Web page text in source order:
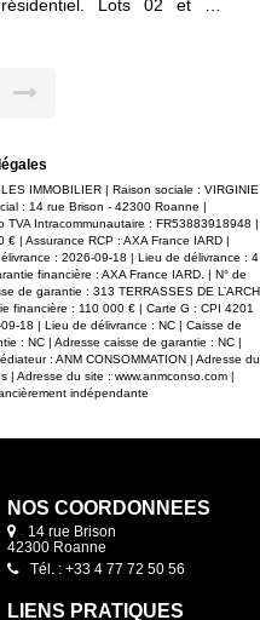
IMMOBILIER | Raison sociale : VIRGINIE
: 14 rue Brison - 42300 Roanne |
Intracommunautaire : FR53883918948 |
| Assurance RCP : AXA France IARD |
: 2026-09-18 | Lieu de délivrance : 4
financière : AXA France IARD. | N° de
de garantie : 313 TERRASSES DE L’ARCH
financière : 110 000 € | Carte G : CPI 4201
18 | Lieu de délivrance : NC | Caisse de
: NC | Adresse caisse de garantie : NC |
: ANM CONSOMMATION | Adresse du
| Adresse du site : www.anmconso.com |
indépendante
NOS COORDONNÉES
14 rue Brison
42300 Roanne
Tél. : +33 4 77 72 50 56
LIENS PRATIQUES